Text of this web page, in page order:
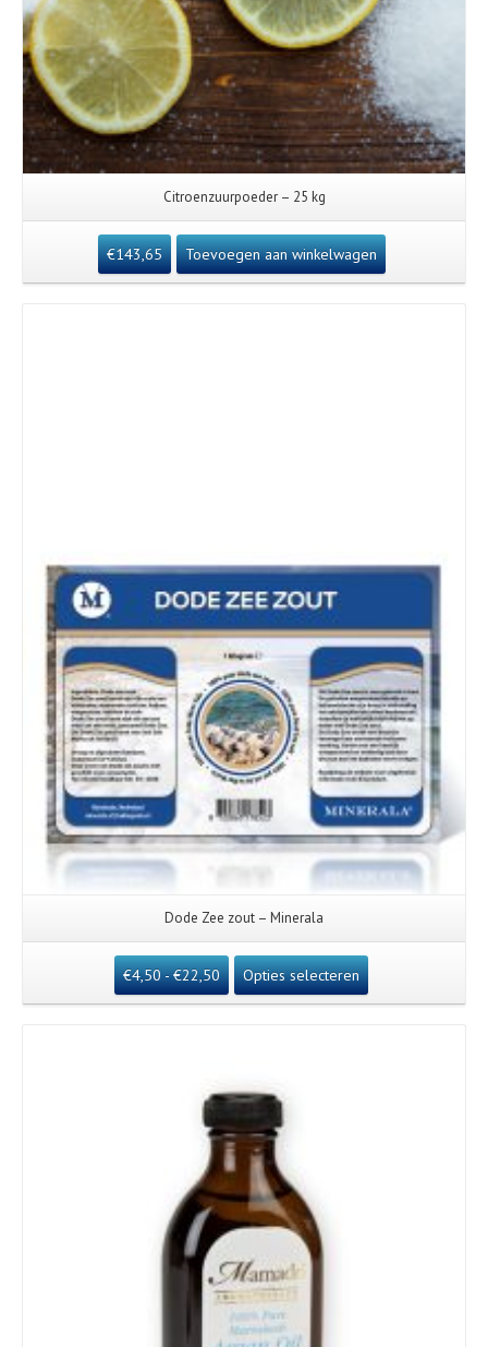
Citroenzuurpoeder – 25 kg
€143,65 Toevoegen aan winkelwagen
Dode Zee zout – Minerala
€4,50- €22,50 Opties selecteren